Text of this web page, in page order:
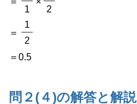
1 2
＝
1
2
＝0.5
問２(４)の解答と解説